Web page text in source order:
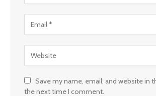
Save my name, email, and website in
the next time I comment.